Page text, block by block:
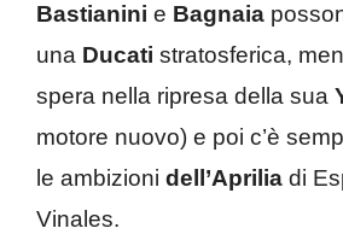
Bastianini e Bagnaia
una Ducati stratosferica,
spera nella ripresa della sua
motore nuovo) e poi c’è
le ambizioni dell’Aprilia di
Vinales.